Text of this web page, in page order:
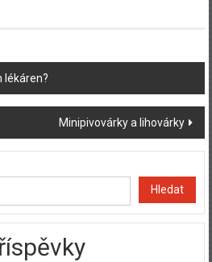
lékáren?
Minipivovárky a lihovárky
Hledat